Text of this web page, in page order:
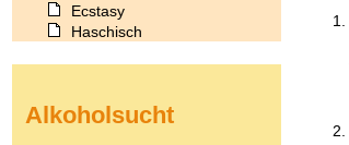
Ecstasy
Haschisch
Kokain
Alkoholsucht